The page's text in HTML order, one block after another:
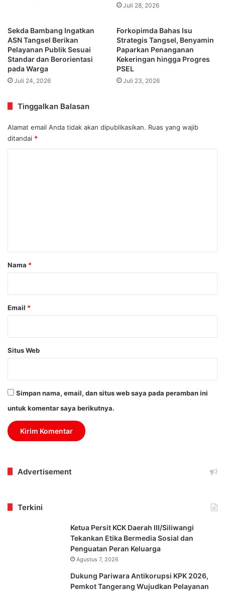
Juli 28, 2026
Sekda Bambang Ingatkan
ASN Tangsel Berikan
Pelayanan Publik Sesuai
Standar dan Berorientasi
pada Warga
Juli 24, 2026
Forkopimda Bahas Isu
Strategis Tangsel, Benyamin
Paparkan Penanganan
Kekeringan hingga Progres
PSEL
Juli 23, 2026
Tinggalkan Balasan
Alamat email Anda tidak akan dipublikasikan. Ruas yang wajib
ditandai *
rNama *
Email *
Situs Web
Simpan nama, email, dan situs web saya pada peramban ini
untuk komentar saya berikutnya.
Advertisement
Terkini
Ketua Persit KCK Daerah III/Siliwangi
Tekankan Etika Bermedia Sosial dan
Penguatan Peran Keluarga
Agustus 7, 2026
Dukung Pariwara Antikorupsi KPK 2026,
Pemkot Tangerang Wujudkan Pelayanan